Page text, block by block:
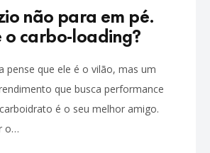
não para em pé.
o carbo-loading?
pense que ele é o vilão, mas um
que busca performance
é o seu melhor amigo.
o…